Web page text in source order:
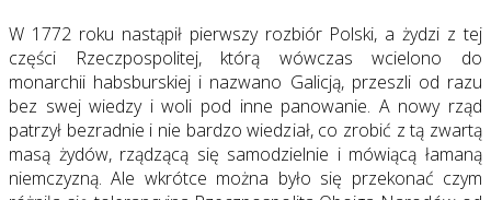
W 1772 roku nastąpił pierwszy rozbiór Polski, a żydzi z tej
części Rzeczpospolitej, którą wówczas wcielono do
monarchii habsburskiej i nazwano Galicją, przeszli od razu
bez swej wiedzy i woli pod inne panowanie. A nowy rząd
patrzył bezradnie i nie bardzo wiedział, co zrobić z tą zwartą
masą żydów, rządzącą się samodzielnie i mówiącą łamaną
niemczyzną. Ale wkrótce można było się przekonać czym